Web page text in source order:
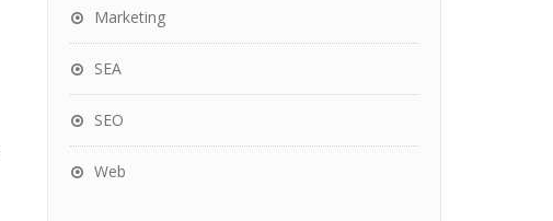
Marketing
SEA
SEO
Web